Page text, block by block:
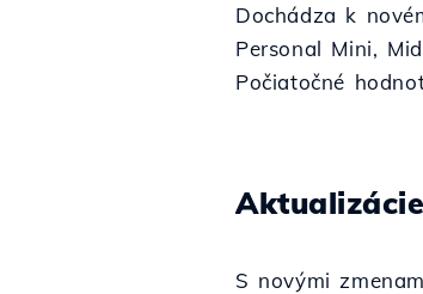
Dochádza k
Personal Mini,
Počiatočné
S novými